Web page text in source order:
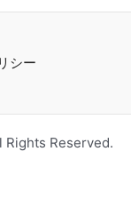
シー
Reserved.